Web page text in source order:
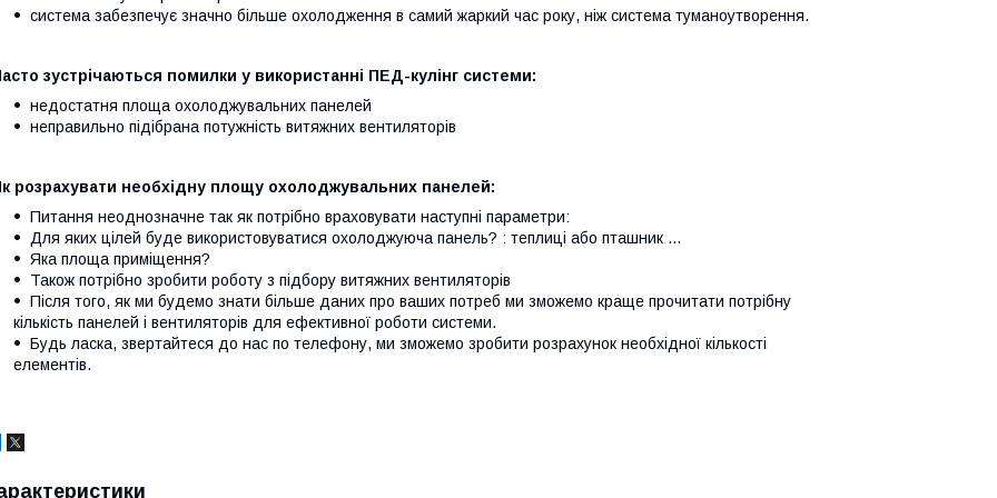
система забезпечує значно більше охолодження в самий жаркий час року, ніж система туманоутворення.
зустрічаються помилки у використанні ПЕД-кулінг системи:
недостатня площа охолоджувальних панелей
неправильно підібрана потужність витяжних вентиляторів
розрахувати необхідну площу охолоджувальних панелей:
Питання неоднозначне так як потрібно враховувати наступні параметри:
Для яких цілей буде використовуватися охолоджуюча панель? : теплиці або пташник ...
Яка площа приміщення?
Також потрібно зробити роботу з підбору витяжних вентиляторів
Після того, як ми будемо знати більше даних про ваших потреб ми зможемо краще прочитати потрібну
кількість панелей і вентиляторів для ефективної роботи системи.
Будь ласка, звертайтеся до нас по телефону, ми зможемо зробити розрахунок необхідної кількості
елементів.